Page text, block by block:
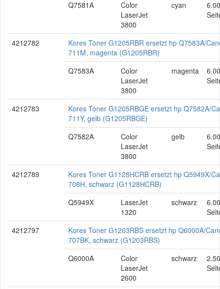
Q7581A
Color
LaserJet
3800
cyan
4212782
Kores Toner G1205RBR ersetzt hp Q7583A/
711M, magenta (G1205RBR)
Q7583A
Color
LaserJet
3800
magenta
4212783
Kores Toner G1205RBGE ersetzt hp Q7582A/
711Y, gelb (G1205RBGE)
Q7582A
Color
LaserJet
3800
gelb
4212789
Kores Toner G1128HCRB ersetzt hp Q5949X/
708H, schwarz (G1128HCRB)
Q5949X
LaserJet
1320
schwarz
4212797
Kores Toner G1203RBS ersetzt hp Q6000A/
707BK, schwarz (G1203RBS)
Q6000A
Color
LaserJet
2600
schwarz